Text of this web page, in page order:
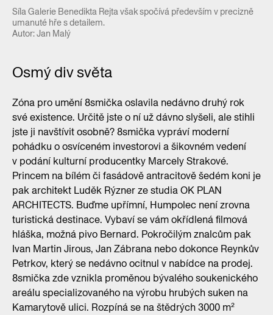
Síla Galerie Benedikta Rejta však spočívá především v precizně
umanuté hře s detailem.
Autor: Jan Malý
Osmý div světa
Zóna pro umění 8smička oslavila nedávno druhý rok
své existence. Určitě jste o ní už dávno slyšeli, ale stihli
jste ji navštívit osobně? 8smička vypráví moderní
pohádku o osvíceném investorovi a šikovném vedení
v podání kulturní producentky Marcely Strakové.
Princem na bílém či fasádově antracitově šedém koni je
pak architekt Luděk Rýzner ze studia OK PLAN
ARCHITECTS. Buďme upřímní, Humpolec není zrovna
turistická destinace. Vybaví se vám okřídlená filmová
hláška, možná pivo Bernard. Pokročilým znalcům pak
Ivan Martin Jirous, Jan Zábrana nebo dokonce Reynkův
Petrkov, který se nedávno ocitnul v nabídce na prodej.
8smička zde vznikla proměnou bývalého soukenického
areálu specializovaného na výrobu hrubých suken na
Kamarytově ulici. Rozpíná se na štědrých 3000 m²